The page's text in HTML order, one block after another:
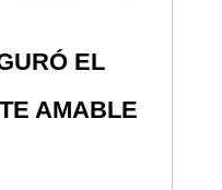
EL
AMABLE